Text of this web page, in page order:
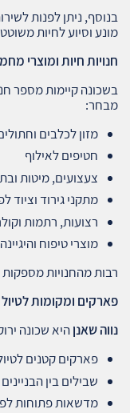
בנוסף, ניתן לפנות
מונע וסיוע לחיות
חנויות חיות ומוצרי
בשכונה קיימות מספר
מבחר:
מזון לכלבים
חטיפים לאילוף
צעצועים, מיטות
מתקני גירוד וציוד
רצועות, רתמות
מוצרי טיפוח והיגיינה
רבות מהחנויות
פארקים ומקומות
נווה שאנןהיא שכונה
פארקים קטנים
שבילים בין הבניינים
מדשאות פתוחות